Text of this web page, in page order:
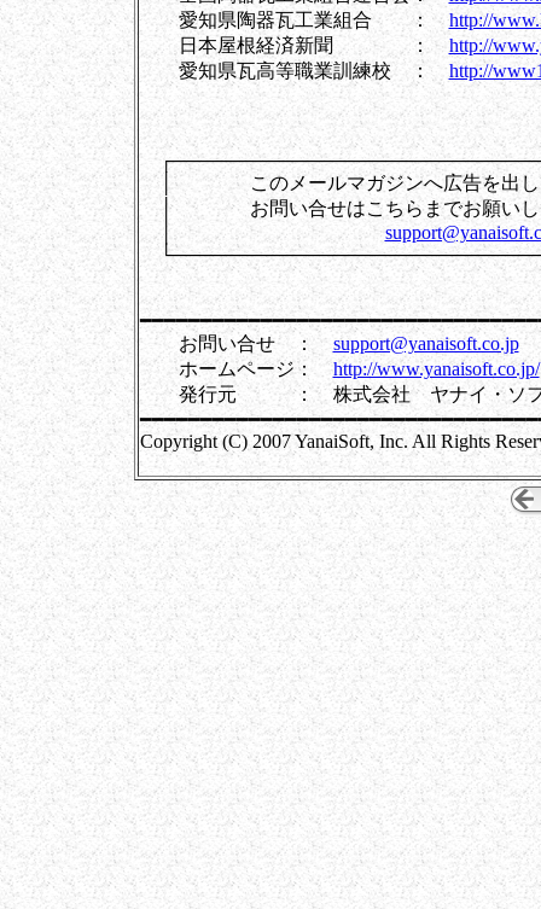
愛知県陶器瓦工業組合 ：http://
日本屋根経済新聞 ： http://
愛知県瓦高等職業訓練校 ：http://
│ このメールマガジンへ広
│ お問い合せはこちら
│
お問い合せ ： support@yanaisoft.co.jp
ホームページ：http://www.yanaisoft.co.jp/
発行元 ： 株式会社 ヤナイ・ソフ
Copyright (C) 2007 YanaiSoft, Inc. All Rights